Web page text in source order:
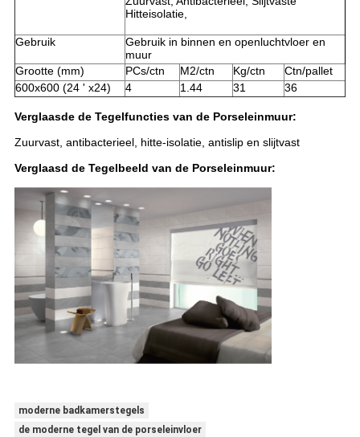
Hitteisolatie,
Gebruik
Gebruik in binnen en openluchtvloer en
muur
Grootte (mm)
PCs/ctn M2/ctn Kg/ctn
Ctn/pallet
600x600 (24 ' x24)
4 1.44 31 36
Verglaasde de Tegelfuncties van de Porseleinmuur:
Zuurvast, antibacterieel, hitte-isolatie, antislip en slijtvast
Verglaasd de Tegelbeeld van de Porseleinmuur:
moderne badkamerstegels
de moderne tegel van de porseleinvloer